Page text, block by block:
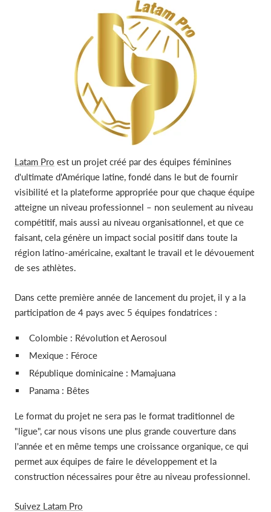
Latam Pro est un projet créé par des équipes féminines
d'ultimate d'Amérique latine, fondé dans le but de fournir
visibilité et la plateforme appropriée pour que chaque équipe
atteigne un niveau professionnel – non seulement au niveau
compétitif, mais aussi au niveau organisationnel, et que ce
faisant, cela génère un impact social positif dans toute la
région latino-américaine, exaltant le travail et le dévouement
de ses athlètes.
Dans cette première année de lancement du projet, il y a la
participation de 4 pays avec 5 équipes fondatrices :
Colombie : Révolution et Aerosoul
Mexique : Féroce
République dominicaine : Mamajuana
Panama : Bêtes
Le format du projet ne sera pas le format traditionnel de
"ligue", car nous visons une plus grande couverture dans
l'année et en même temps une croissance organique, ce qui
permet aux équipes de faire le développement et la
construction nécessaires pour être au niveau professionnel.
Suivez Latam Pro